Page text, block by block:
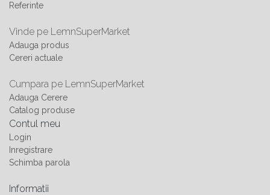
Referinte
Vinde pe LemnSuperMarket
Adauga produs
Cereri actuale
Cumpara pe LemnSuperMarket
Adauga Cerere
Catalog produse
Contul meu
Login
Inregistrare
Schimba parola
Informatii